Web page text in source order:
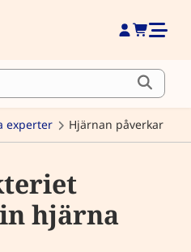
experter Hjärnan påverkar
hjärna